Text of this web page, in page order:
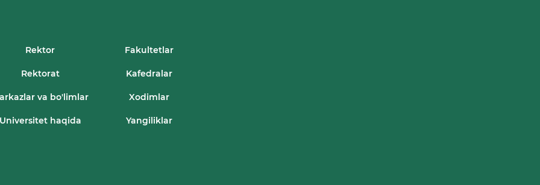
Rektor Fakultetlar
Rektorat Kafedralar
va bo'limlar Xodimlar
haqida Yangiliklar